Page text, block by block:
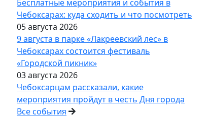
Бесплатные мероприятия и события в
Чебоксарах: куда сходить и что посмотреть
05 августа 2026
9 августа в парке «Лакреевский лес» в
Чебоксарах состоится фестиваль
«Городской пикник»
03 августа 2026
Чебоксарцам рассказали, какие
мероприятия пройдут в честь Дня города
Все события